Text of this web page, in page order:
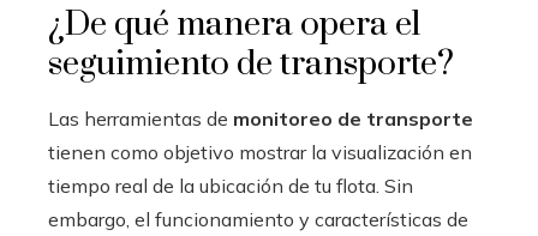
¿De qué manera opera el
seguimiento de transporte?
Las herramientas de monitoreo de transporte
tienen como objetivo mostrar la visualización en
tiempo real de la ubicación de tu flota. Sin
embargo, el funcionamiento y características de